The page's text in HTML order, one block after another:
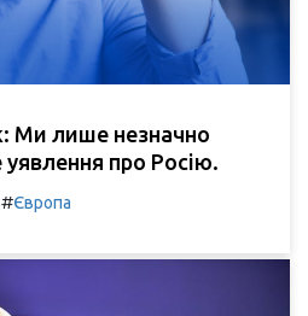
Ми лише незначно
про Росію.
#Європа